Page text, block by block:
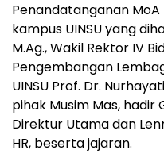
Penandatanganan
kampus UINSU yang
M.Ag., Wakil Rektor IV
Pengembangan
UINSU Prof. Dr.
pihak Musim Mas, hadir
Direktur Utama dan
HR, beserta jajaran.